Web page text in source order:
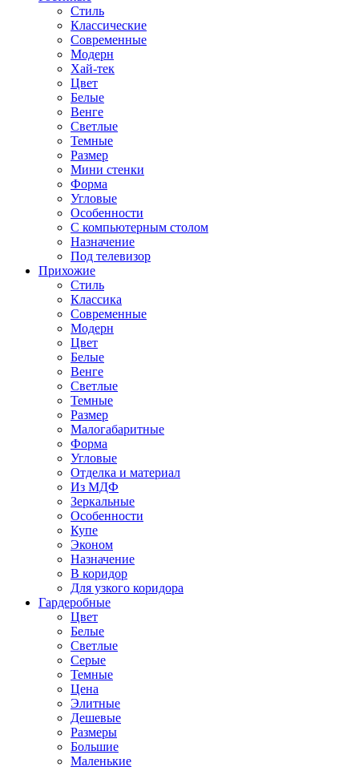
Стиль
Классические
Современные
Модерн
Хай-тек
Цвет
Белые
Венге
Светлые
Темные
Размер
Мини стенки
Форма
Угловые
Особенности
С компьютерным столом
Назначение
Под телевизор
Прихожие
Стиль
Классика
Современные
Модерн
Цвет
Белые
Венге
Светлые
Темные
Размер
Малогабаритные
Форма
Угловые
Отделка и материал
Из МДФ
Зеркальные
Особенности
Купе
Эконом
Назначение
В коридор
Для узкого коридора
Гардеробные
Цвет
Белые
Светлые
Серые
Темные
Цена
Элитные
Дешевые
Размеры
Большие
Маленькие